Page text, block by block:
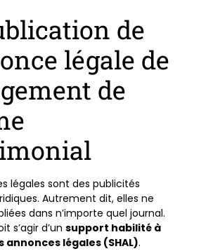
de
légale de
de
légales sont des publicités
Autrement dit, elles ne
dans n’importe quel journal.
s’agir d’un support habilité à
annonces légales (SHAL).